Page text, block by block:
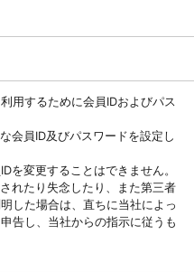
用するために会員IDおよびパス
会員ID及びパスワードを設定し
を変更することはできません。
れたり失念したり、また第三者
した場合は、直ちに当社によっ
告し、当社からの指示に従うも